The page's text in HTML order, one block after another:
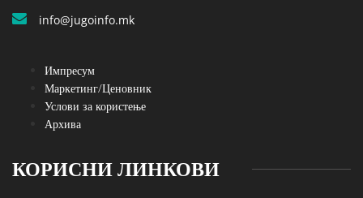
info@jugoinfo.mk
Импресум
Маркетинг/Ценовник
Услови за користење
Архива
КОРИСНИ ЛИНКОВИ